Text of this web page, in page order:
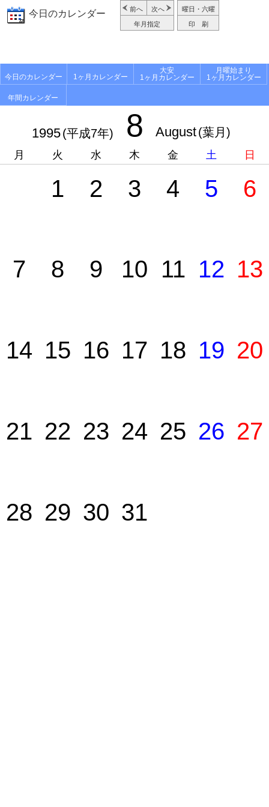
今日のカレンダー 前へ 次へ
年月指定
曜日・六曜
印 刷
今日のカレンダー 1ヶ月カレンダー
大安
1ヶ月カレンダー
月曜始まり
1ヶ月カレンダー
年間カレンダー
1995(平成7年) 8 August(葉月)
月 火 水 木 金 土 日
1 2 3 4 5 6
7 8 9 10 11 12 13
14 15 16 17 18 19 20
21 22 23 24 25 26 27
28 29 30 31